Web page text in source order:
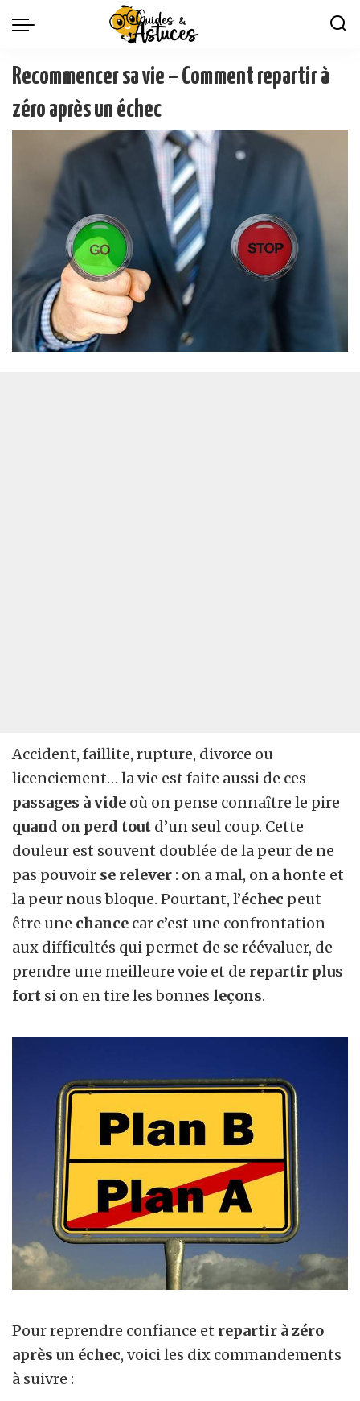
Recommencer sa vie – Comment repartir à
zéro après un échec
Accident, faillite, rupture, divorce ou
licenciement… la vie est faite aussi de ces
passages à vide où on pense connaître le pire
quand on perd tout d’un seul coup. Cette
douleur est souvent doublée de la peur de ne
pas pouvoir se relever : on a mal, on a honte et
la peur nous bloque. Pourtant, l’échec peut
être une chance car c’est une confrontation
aux difficultés qui permet de se réévaluer, de
prendre une meilleure voie et de repartir plus
fort si on en tire les bonnes leçons.
Pour reprendre confiance et repartir à zéro
après un échec, voici les dix commandements
à suivre :